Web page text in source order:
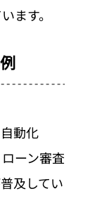
ます。
動化
ーン審査
及してい